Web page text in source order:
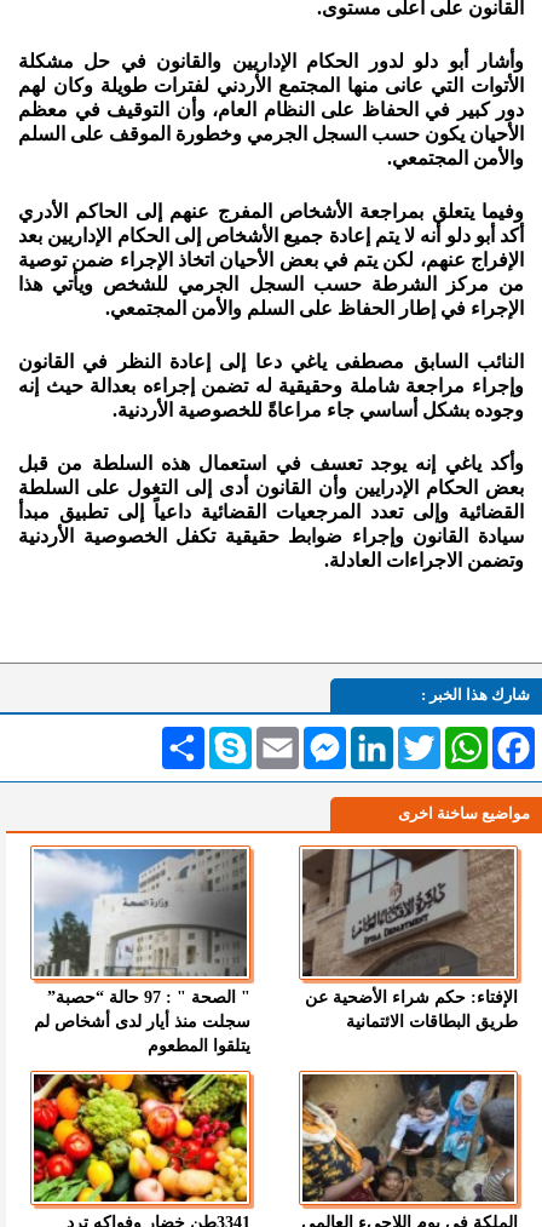
القانون على أعلى مستوى.
وأشار أبو دلو لدور الحكام الإداريين والقانون في حل مشكلة
الأتوات التي عانى منها المجتمع الأردني لفترات طويلة وكان لهم
دور كبير في الحفاظ على النظام العام، وأن التوقيف في معظم
الأحيان يكون حسب السجل الجرمي وخطورة الموقف على السلم
والأمن المجتمعي.
وفيما يتعلق بمراجعة الأشخاص المفرج عنهم إلى الحاكم الأدري
أكد أبو دلو أنه لا يتم إعادة جميع الأشخاص إلى الحكام الإداريين بعد
الإفراج عنهم، لكن يتم في بعض الأحيان اتخاذ الإجراء ضمن توصية
من مركز الشرطة حسب السجل الجرمي للشخص ويأتي هذا
الإجراء في إطار الحفاظ على السلم والأمن المجتمعي.
النائب السابق مصطفى ياغي دعا إلى إعادة النظر في القانون
وإجراء مراجعة شاملة وحقيقية له تضمن إجراءه بعدالة حيث إنه
وجوده بشكل أساسي جاء مراعاةً للخصوصية الأردنية.
وأكد ياغي إنه يوجد تعسف في استعمال هذه السلطة من قبل
بعض الحكام الإدرايين وأن القانون أدى إلى التغول على السلطة
القضائية وإلى تعدد المرجعيات القضائية داعياً إلى تطبيق مبدأ
سيادة القانون وإجراء ضوابط حقيقية تكفل الخصوصية الأردنية
وتضمن الاجراءات العادلة.
شارك هذا الخبر :
انشر Skype Email
MessengerLinkedInTwitterWhatsAppFacebook
مواضيع ساخنة اخرى
الإفتاء: حكم شراء الأضحية عن
طريق البطاقات الائتمانية
" الصحة " : 97 حالة “حصبة”
سجلت منذ أيار لدى أشخاص لم
يتلقوا المطعوم
الملكة في يوم اللاجىء العالمي
3341طن خضار وفواكه ترد